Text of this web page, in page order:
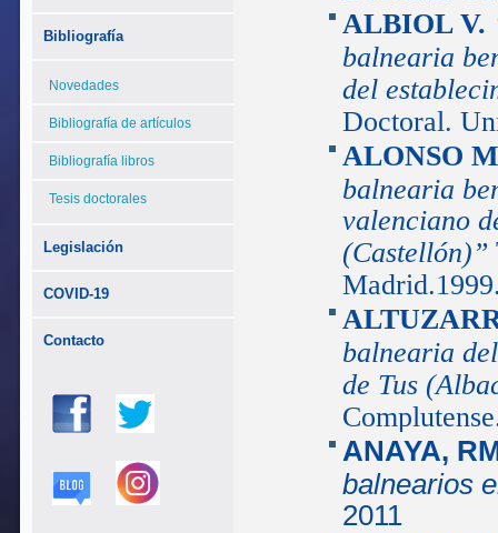
Bibliografía
Novedades
Bibliografía de artículos
Bibliografía libros
Tesis doctorales
Legislación
COVID-19
Contacto
ALBIOL V.
balnearia
del
Doctoral.
ALONSO
balnearia
valenciano
(Castellón)”
balnearia
de Tus
ANAYA,
balnearios
2011